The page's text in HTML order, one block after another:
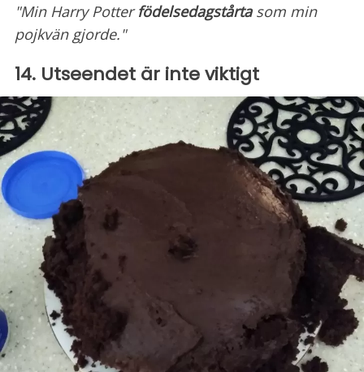
"Min HarryPotterfödelsedagstårtasom min
pojkvän gjorde."
14. Utseendet är inte viktigt